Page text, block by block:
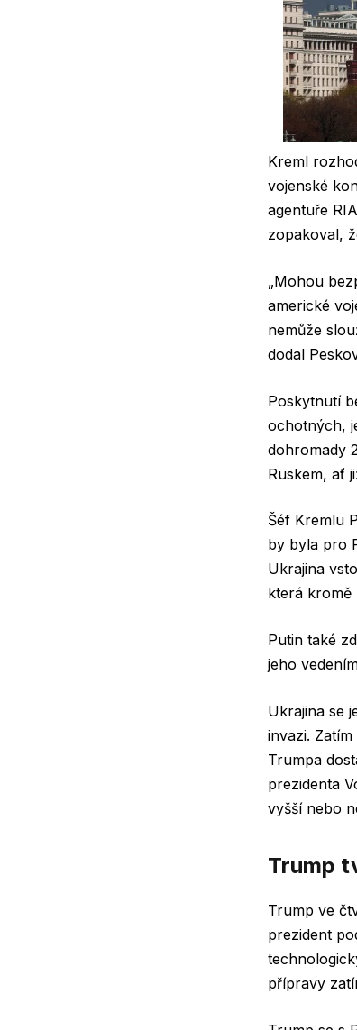
Kreml
vojenské
agentuře
zopakoval,
„Mohou
americké
nemůže
dodal
Poskytnutí
ochotných,
dohromady
Ruskem, ať
Šéf Kremlu
by byla pro
Ukrajina
která kromě
Putin také
jeho
Ukrajina se
invazi.
Trumpa
prezidenta
vyšší nebo
Trump
Trump ve
prezident
přípravy